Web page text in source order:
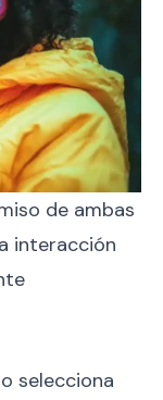
de ambas
interacción
selecciona